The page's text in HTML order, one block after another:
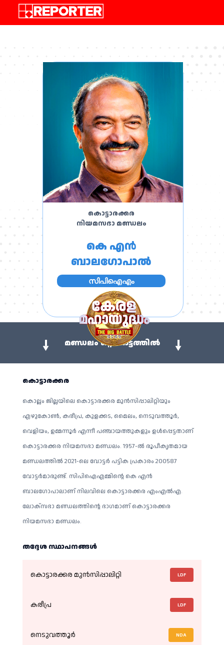
കൊട്ടാരക്കര
നിയമസഭാ മണ്ഡലം
കെ എൻ
ബാലഗോപാൽ
സിപിഐഎം
മണ്ഡലം ഒറ്റനോട്ടത്തിൽ
കൊട്ടാരക്കര
കൊല്ലം ജില്ലയിലെ കൊട്ടാരക്കര മുൻസിപ്പാലിറ്റിയും
എഴുകോൺ, കരീപ്ര, കുളക്കട, മൈലം, നെടുവത്തൂർ,
വെളിയം, ഉമ്മന്നൂർ എന്നീ പഞ്ചായത്തുകളും ഉൾപ്പെട്ടതാണ്
കൊട്ടാരക്കര നിയമസഭാ മണ്ഡലം. 1957-ൽ രൂപീകൃതമായ
മണ്ഡലത്തിൽ 2021-ലെ വോട്ടർ പട്ടിക പ്രകാരം 200587
വോട്ടർമാരുണ്ട്. സിപിഐഎമ്മിന്റെ കെ എൻ
ബാലഗോപാലാണ് നിലവിലെ കൊട്ടാരക്കര എംഎൽഎ.
ലോക്സഭാ മണ്ഡലത്തിൻ്റെ ഭാഗമാണ് കൊട്ടാരക്കര
നിയമസഭാ മണ്ഡലം.
തദ്ദേശ സ്ഥാപനങ്ങള്‍
കൊട്ടാരക്കര മുൻസിപ്പാലിറ്റി LDF
കരീപ്ര LDF
നെടുവത്തൂർ NDA